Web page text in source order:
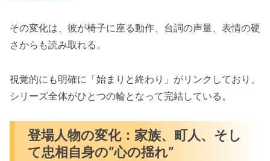
その変化は、彼が椅子に座る動作、台詞の声量、表情の硬
さからも読み取れる。
視覚的にも明確に「始まりと終わり」がリンクしており、
シリーズ全体がひとつの輪となって完結している。
登場人物の変化：家族、町人、そし
て忠相自身の“心の揺れ”